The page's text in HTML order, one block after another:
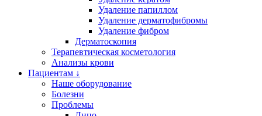
Удаление папиллом
Удаление дерматофибромы
Удаление фибром
Дерматоскопия
Терапевтическая косметология
Анализы крови
Пациентам ↓
Наше оборудование
Болезни
Проблемы